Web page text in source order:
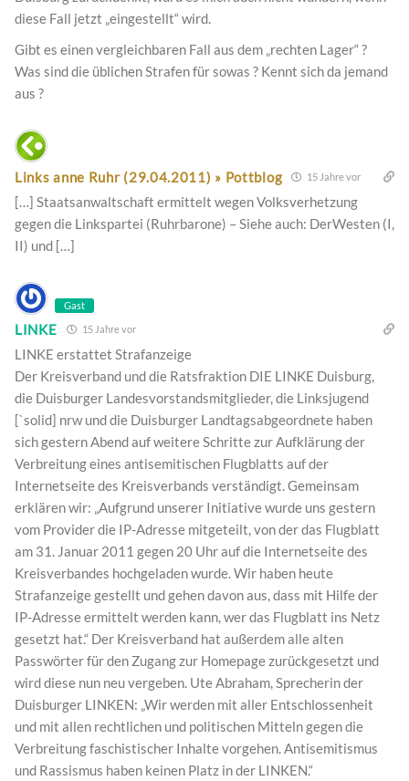
diese Fall jetzt „eingestellt“ wird.
Gibt es einen vergleichbaren Fall aus dem „rechten Lager“ ?
Was sind die üblichen Strafen für sowas ? Kennt sich da jemand
aus ?
Links anne Ruhr (29.04.2011) » Pottblog 15 Jahre vor
[…] Staatsanwaltschaft ermittelt wegen Volksverhetzung
gegen die Linkspartei (Ruhrbarone) – Siehe auch: DerWesten (I,
II) und […]
Gast
LINKE 15 Jahre vor
LINKE erstattet Strafanzeige
Der Kreisverband und die Ratsfraktion DIE LINKE Duisburg,
die Duisburger Landesvorstandsmitglieder, die Linksjugend
[`solid] nrw und die Duisburger Landtagsabgeordnete haben
sich gestern Abend auf weitere Schritte zur Aufklärung der
Verbreitung eines antisemitischen Flugblatts auf der
Internetseite des Kreisverbands verständigt. Gemeinsam
erklären wir: „Aufgrund unserer Initiative wurde uns gestern
vom Provider die IP-Adresse mitgeteilt, von der das Flugblatt
am 31. Januar 2011 gegen 20 Uhr auf die Internetseite des
Kreisverbandes hochgeladen wurde. Wir haben heute
Strafanzeige gestellt und gehen davon aus, dass mit Hilfe der
IP-Adresse ermittelt werden kann, wer das Flugblatt ins Netz
gesetzt hat.“ Der Kreisverband hat außerdem alle alten
Passwörter für den Zugang zur Homepage zurückgesetzt und
wird diese nun neu vergeben. Ute Abraham, Sprecherin der
Duisburger LINKEN: „Wir werden mit aller Entschlossenheit
und mit allen rechtlichen und politischen Mitteln gegen die
Verbreitung faschistischer Inhalte vorgehen. Antisemitismus
und Rassismus haben keinen Platz in der LINKEN.“